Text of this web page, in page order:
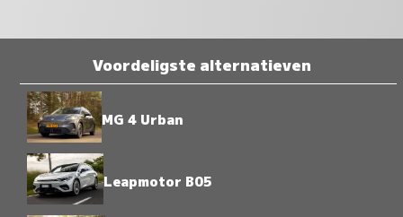
Voordeligste alternatieven
MG 4 Urban
Leapmotor B05